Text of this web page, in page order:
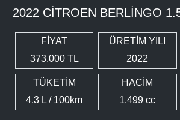
2022 CITROEN BERLINGO
FİYAT
373.000 TL
ÜRETİM YILI
2022
TÜKETİM
4.3 L / 100km
HACİM
1.499 cc